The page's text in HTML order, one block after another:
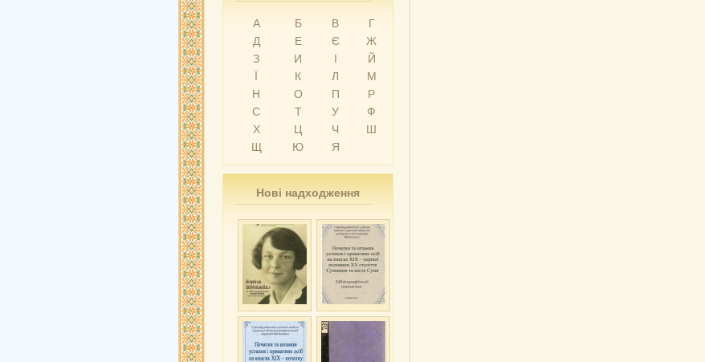
А Б В
Г
Д
Е Є
Ж
З
И І
Й
Ї
К Л
М
Н
О П
Р
С
Т У
Ф
Х
Ц Ч
Ш
Щ
Ю Я
Нові надходження